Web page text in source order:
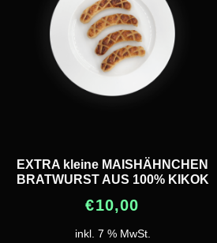
EXTRA kleine MAISHÄHNCHEN
BRATWURST AUS 100% KIKOK
€10,00
inkl. 7 % MwSt.